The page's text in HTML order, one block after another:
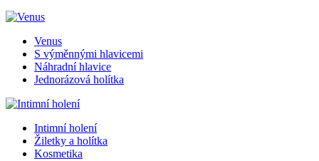
Venus
S výměnnými hlavicemi
Náhradní hlavice
Jednorázová holítka
Intimní holení
Žiletky a holítka
Kosmetika